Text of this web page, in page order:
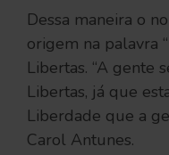
Dessa maneira o
origem na palavra
Libertas. “A gente
Libertas, já que
Liberdade que a
Carol Antunes.